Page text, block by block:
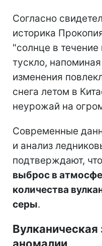
Согласно
историка
"солнце в течение
тускло,
изменения
снега летом в
неурожай на
Современные
и анализ
подтверждают, что
выброс в
количества
серы.
аномалии